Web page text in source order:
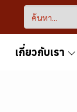
เกี่ยวกับเรา